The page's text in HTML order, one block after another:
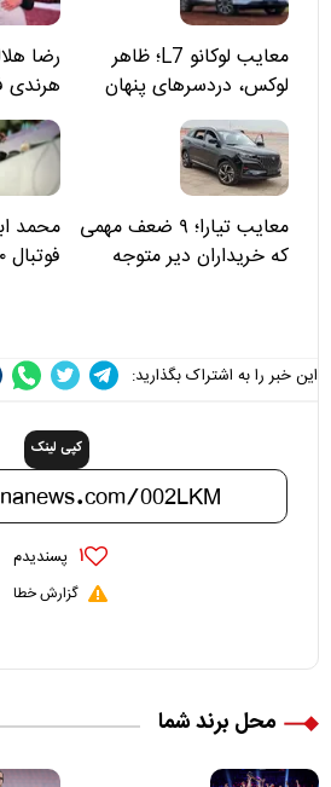
معایب لوکانو L7؛ ظاهر
لوکس، دردسرهای پنهان
رضا
هرندی
علی(ع)»
معایب تیارا؛ ۹ ضعف مهمی
که خریداران دیر متوجه
محمد
این خبر را به اشتراک بگذارید:
کپی لینک
پسندیدم ۱
گزارش خطا
محل برند شما